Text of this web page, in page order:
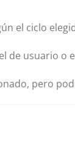
el ciclo
de usuario o
pero